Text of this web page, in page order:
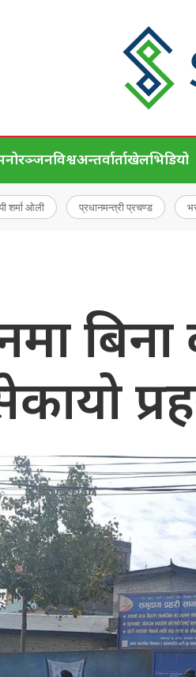
विश्वअन्तर्वार्ताखेलभिडियो
शर्मा ओली प्रधानमन्त्री प्रचण्ड
बिना